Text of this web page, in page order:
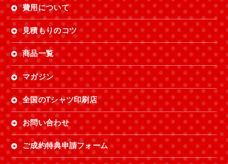
費用について
見積もりのコツ
商品一覧
マガジン
全国のTシャツ印刷店
お問い合わせ
ご成約特典申請フォーム